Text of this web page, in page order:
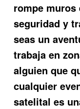
rompe muros
seguridad y
seas un
trabaja en
alguien que
cualquier
satelital es